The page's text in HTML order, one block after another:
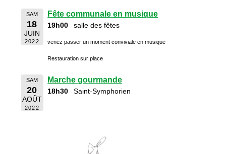
SAM
18
JUIN
2022
Fête communale en musique
19h00 salle des fêtes
venez passer un moment conviviale en musique
Restauration sur place
SAM
20
AOÛT
2022
Marche gourmande
18h30 Saint-Symphorien